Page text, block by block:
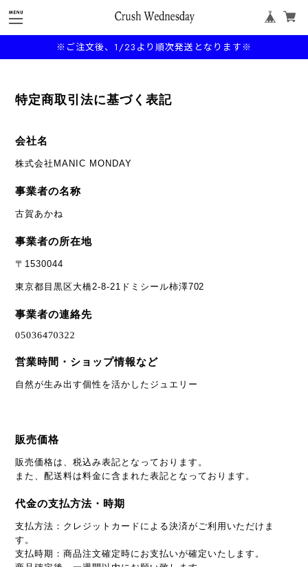
※ご注文後、1/23より順次発送となります※
特定商取引法に基づく表記
会社名
株式会社MANIC MONDAY
事業者の名称
古賀あかね
事業者の所在地
〒1530044
東京都目黒区大橋2-8-21ドミシール柿澤702
事業者の連絡先
営業時間・ショップ情報など
自然が生み出す個性を活かしたジュエリー
販売価格
販売価格は、税込み表記となっております。
また、配送料は料金に含まれた表記となっております。
代金の支払方法・時期
支払方法：クレジットカードによる決済がご利用いただけま
す。
支払時期：商品注文確定時にお支払いが確定いたします。